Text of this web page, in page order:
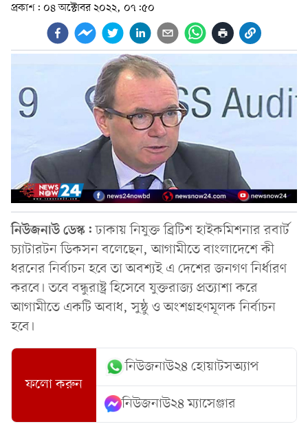
প্রকাশ: ০৪ অক্টোবর ২০২২, ০৭:৫০
নিউজনাউ ডেস্ক:ঢাকায় নিযুক্ত ব্রিটিশ হাইকমিশনার রবার্ট
চ্যাটারটন ডিকসন বলেছেন, আগামীতে বাংলাদেশে কী
ধরনের নির্বাচন হবে তা অবশ্যই এ দেশের জনগণ নির্ধারণ
করবে। তবে বন্ধুরাষ্ট্র হিসেবে যুক্তরাজ্য প্রত্যাশা করে
আগামীতে একটি অবাধ, সুষ্ঠু ও অংশগ্রহণমূলক নির্বাচন
হবে।
ফলো করুন
নিউজনাউ২৪ হোয়াটসঅ্যাপ
নিউজনাউ২৪ ম্যাসেঞ্জার